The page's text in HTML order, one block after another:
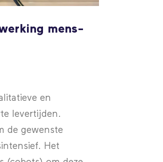
mens-
en
levertijden.
de gewenste
Het